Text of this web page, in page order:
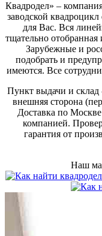
Квадродел» –
заводской
для Вас. Вся
тщательно отобранная
Зарубежные и
подобрать и
имеются. Все
Пункт выдачи и
внешняя сторона
Доставка по
компанией.
гарантия от
Наш